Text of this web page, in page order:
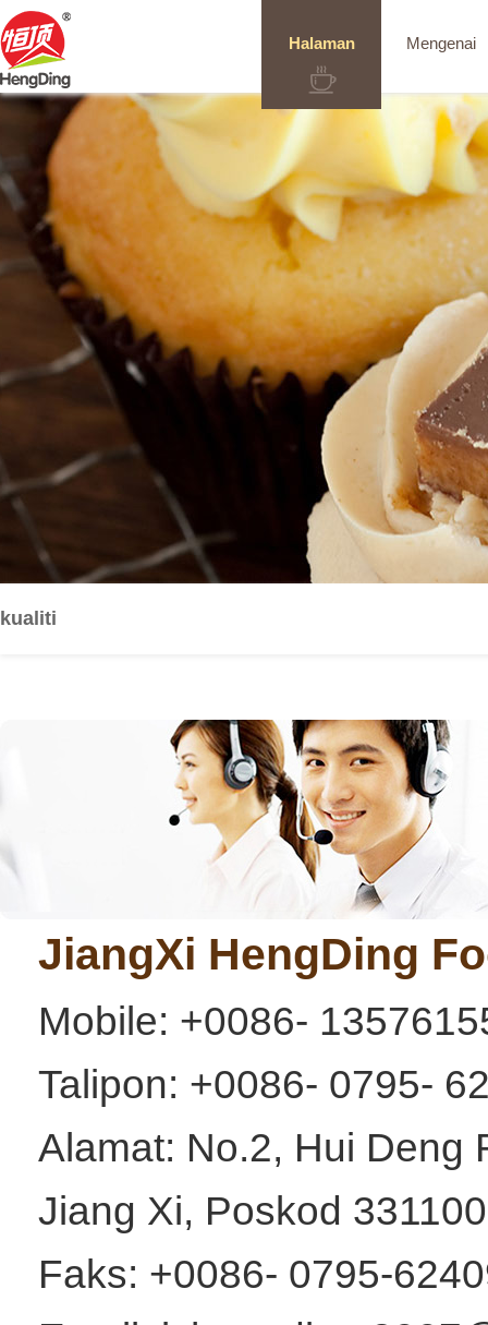
Halaman Mengenai
kualiti
JiangXi HengDing
Mobile: +0086-
Talipon: +0086- 0795-
Alamat: No.2, Hui Deng
Jiang Xi, Poskod
Faks: +0086- 0795-